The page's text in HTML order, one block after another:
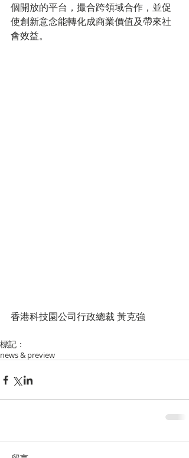
個開放的平台，撮合跨領域合作，並促
使創新意念能轉化成商業價值及帶來社
會效益。
香港科技園公司行政總裁 黃克強
標記：
news & preview